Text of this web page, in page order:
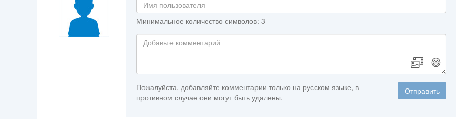
Минимальное количество символов: 3
😄
Отправить
Пожалуйста, добавляйте комментарии только на русском языке, в
противном случае они могут быть удалены.